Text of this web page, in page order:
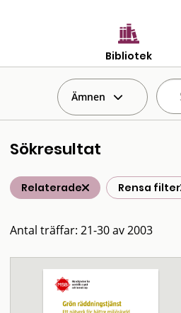
Bibliotek
Ämnen
Sökresultat
Relaterade Rensa filter
Antal träffar: 21-30 av 2003